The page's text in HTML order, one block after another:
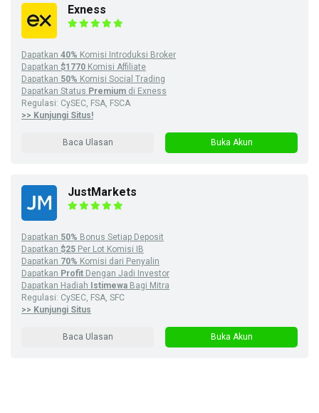
Exness
Dapatkan 40% Komisi Introduksi Broker
Dapatkan $1770 Komisi Affiliate
Dapatkan 50% Komisi Social Trading
Dapatkan Status Premium di Exness
Regulasi: CySEC, FSA, FSCA
>> Kunjungi Situs!
Baca Ulasan Buka Akun
JustMarkets
Dapatkan 50% Bonus Setiap Deposit
Dapatkan $25 Per Lot Komisi IB
Dapatkan 70% Komisi dari Penyalin
Dapatkan Profit Dengan Jadi Investor
Dapatkan Hadiah Istimewa Bagi Mitra
Regulasi: CySEC, FSA, SFC
>> Kunjungi Situs
Baca Ulasan Buka Akun